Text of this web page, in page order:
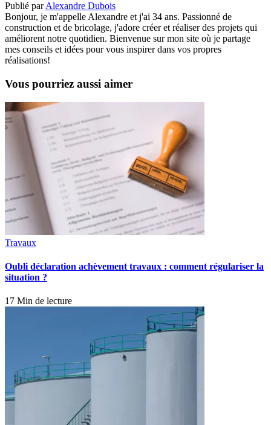
Publié par Alexandre Dubois
Bonjour, je m'appelle Alexandre et j'ai 34 ans. Passionné de
construction et de bricolage, j'adore créer et réaliser des projets qui
améliorent notre quotidien. Bienvenue sur mon site où je partage
mes conseils et idées pour vous inspirer dans vos propres
réalisations!
Vous pourriez aussi aimer
Travaux
Oubli déclaration achèvement travaux : comment régulariser la
situation ?
17 Min de lecture